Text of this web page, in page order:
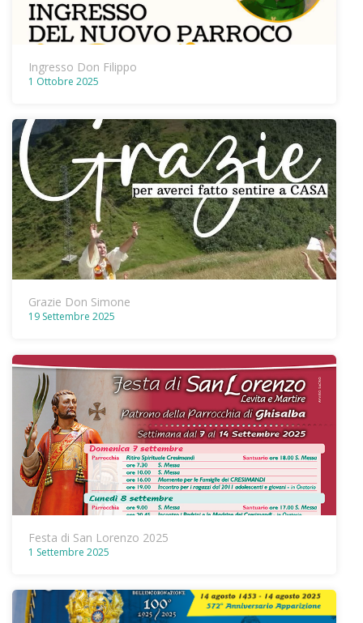
Ingresso Don Filippo
1 Ottobre 2025
Grazie Don Simone
19 Settembre 2025
Festa di San Lorenzo 2025
1 Settembre 2025